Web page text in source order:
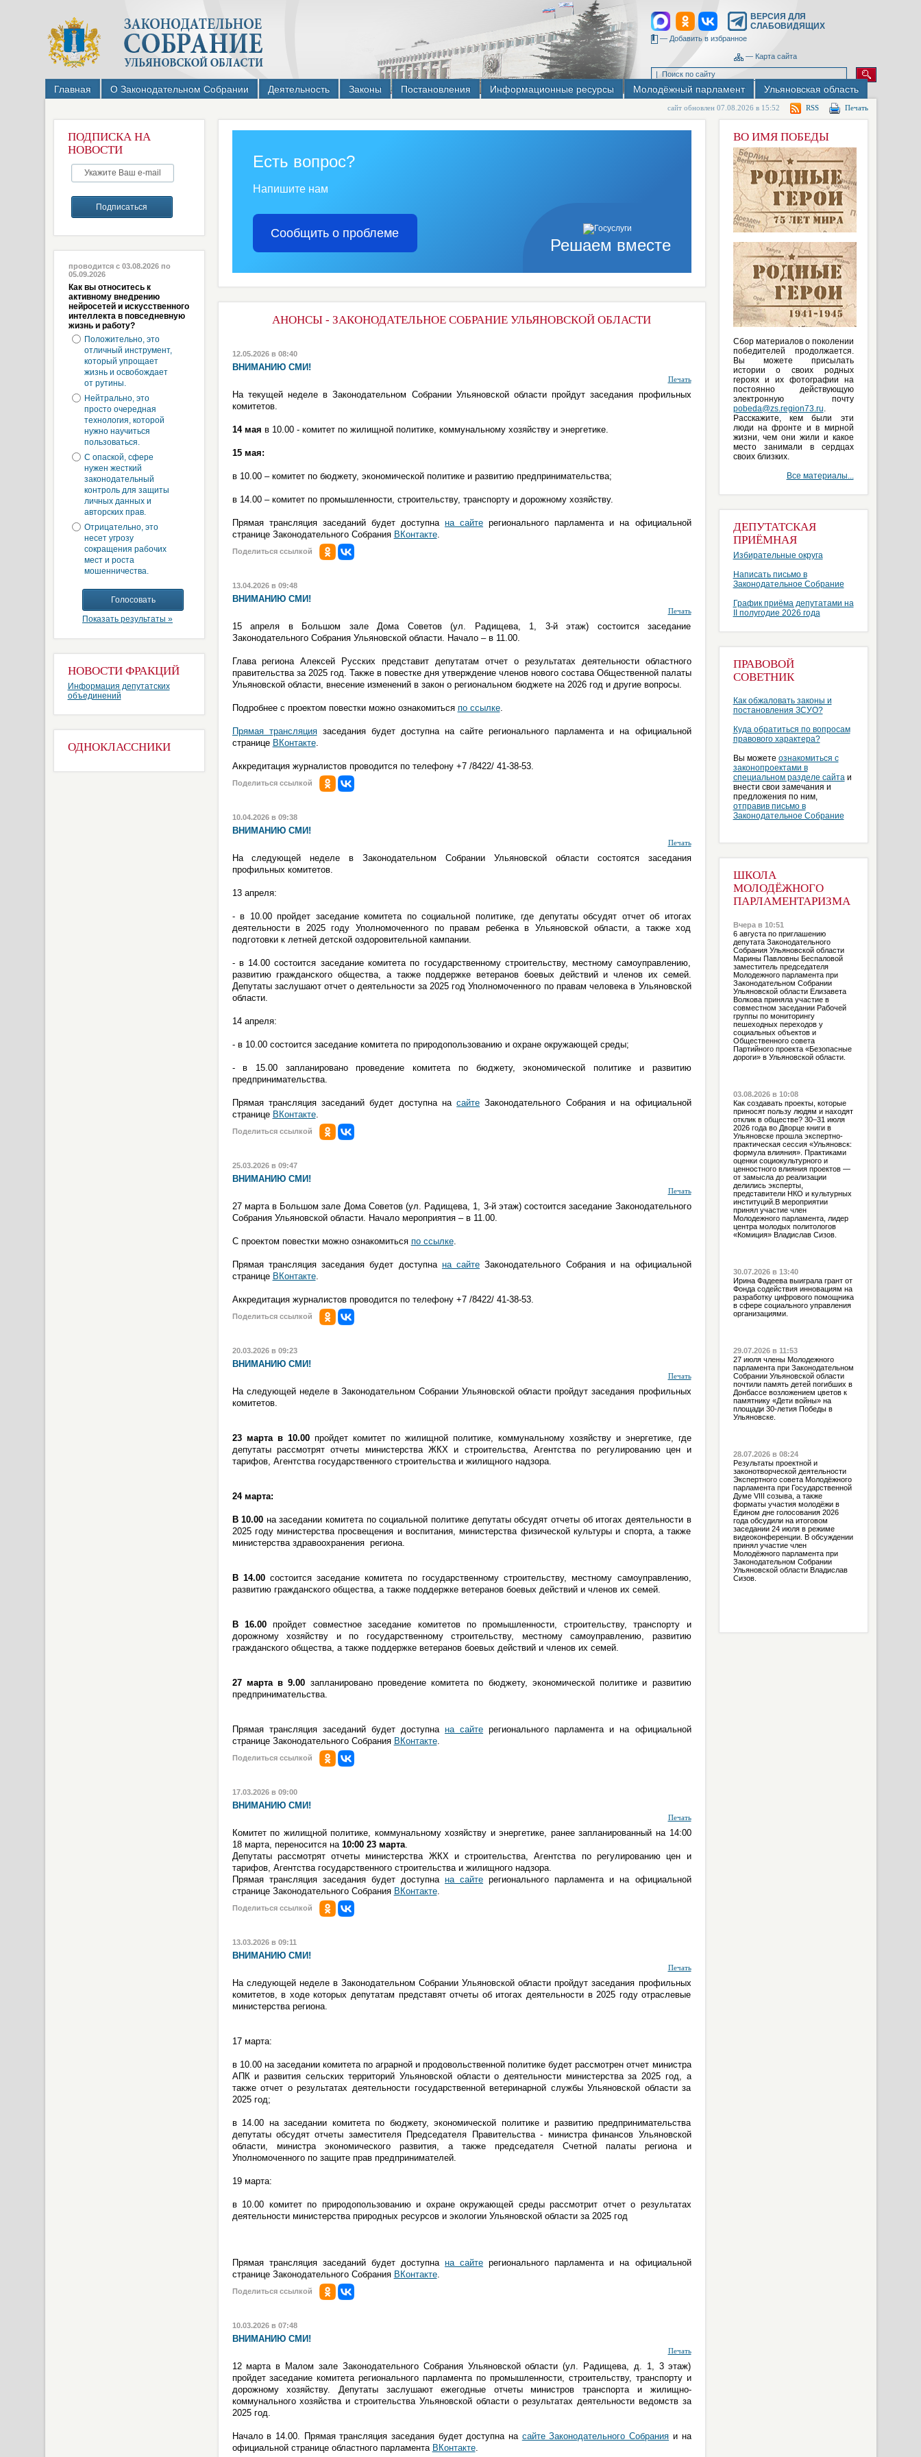
ВЕРСИЯ ДЛЯ
СЛАБОВИДЯЩИХ
— Добавить в избранное
— Карта сайта
Главная О Законодательном Собрании Деятельность Законы Постановления Информационные ресурсы Молодёжный парламент Ульяновская область
сайт обновлен 07.08.2026 в 15:52 RSS Печать
ПОДПИСКА НА
НОВОСТИ
проводится с 03.08.2026 по
05.09.2026
Как вы относитесь к
активному внедрению
нейросетей и искусственного
интеллекта в повседневную
жизнь и работу?
Положительно, это
отличный инструмент,
который упрощает
жизнь и освобождает
от рутины.
Нейтрально, это
просто очередная
технология, которой
нужно научиться
пользоваться.
С опаской, сфере
нужен жесткий
законодательный
контроль для защиты
личных данных и
авторских прав.
Отрицательно, это
несет угрозу
сокращения рабочих
мест и роста
мошенничества.
Показать результаты »
НОВОСТИ ФРАКЦИЙ
Информация депутатских
объединений
ОДНОКЛАССНИКИ
Решаем вместе
Есть вопрос?
Напишите нам
Сообщить о проблеме
АНОНСЫ - ЗАКОНОДАТЕЛЬНОЕ СОБРАНИЕ УЛЬЯНОВСКОЙ ОБЛАСТИ
12.05.2026 в 08:40
ВНИМАНИЮ СМИ!
Печать
На текущей неделе в Законодательном Собрании Ульяновской области пройдут заседания профильных
комитетов.
14 мая в 10.00 - комитет по жилищной политике, коммунальному хозяйству и энергетике.
15 мая:
в 10.00 – комитет по бюджету, экономической политике и развитию предпринимательства;
в 14.00 – комитет по промышленности, строительству, транспорту и дорожному хозяйству.
Прямая трансляция заседаний будет доступна на сайте регионального парламента и на официальной
странице Законодательного Собрания ВКонтакте.
Поделиться ссылкой
13.04.2026 в 09:48
ВНИМАНИЮ СМИ!
Печать
15 апреля в Большом зале Дома Советов (ул. Радищева, 1, 3-й этаж) состоится заседание
Законодательного Собрания Ульяновской области. Начало – в 11.00.
Глава региона Алексей Русских представит депутатам отчет о результатах деятельности областного
правительства за 2025 год. Также в повестке дня утверждение членов нового состава Общественной палаты
Ульяновской области, внесение изменений в закон о региональном бюджете на 2026 год и другие вопросы.
Подробнее с проектом повестки можно ознакомиться по ссылке.
Прямая трансляциязаседания будет доступна на сайте регионального парламента и на официальной
странице ВКонтакте.
Аккредитация журналистов проводится по телефону +7 /8422/ 41-38-53.
Поделиться ссылкой
10.04.2026 в 09:38
ВНИМАНИЮ СМИ!
Печать
На следующей неделе в Законодательном Собрании Ульяновской области состоятся заседания
профильных комитетов.
13 апреля:
- в 10.00 пройдет заседание комитета по социальной политике, где депутаты обсудят отчет об итогах
деятельности в 2025 году Уполномоченного по правам ребенка в Ульяновской области, а также ход
подготовки к летней детской оздоровительной кампании.
- в 14.00 состоится заседание комитета по государственному строительству, местному самоуправлению,
развитию гражданского общества, а также поддержке ветеранов боевых действий и членов их семей.
Депутаты заслушают отчет о деятельности за 2025 год Уполномоченного по правам человека в Ульяновской
области.
14 апреля:
- в 10.00 состоится заседание комитета по природопользованию и охране окружающей среды;
- в 15.00 запланировано проведение комитета по бюджету, экономической политике и развитию
предпринимательства.
Прямая трансляция заседаний будет доступна насайте Законодательного Собрания и на официальной
странице ВКонтакте.
Поделиться ссылкой
25.03.2026 в 09:47
ВНИМАНИЮ СМИ!
Печать
27 марта в Большом зале Дома Советов (ул. Радищева, 1, 3-й этаж) состоится заседание Законодательного
Собрания Ульяновской области. Начало мероприятия – в 11.00.
С проектом повестки можно ознакомиться по ссылке.
Прямая трансляция заседания будет доступна на сайте Законодательного Собрания и на официальной
странице ВКонтакте.
Аккредитация журналистов проводится по телефону +7 /8422/ 41-38-53.
Поделиться ссылкой
20.03.2026 в 09:23
ВНИМАНИЮ СМИ!
Печать
На следующей неделе в Законодательном Собрании Ульяновской области пройдут заседания профильных
комитетов.
23 марта в 10.00 пройдет комитет по жилищной политике, коммунальному хозяйству и энергетике, где
депутаты рассмотрят отчеты министерства ЖКХ и строительства, Агентства по регулированию цен и
тарифов, Агентства государственного строительства и жилищного надзора.
24 марта:
В 10.00 на заседании комитета по социальной политике депутаты обсудят отчеты об итогах деятельности в
2025 году министерства просвещения и воспитания, министерства физической культуры и спорта, а также
министерства здравоохранения региона.
В 14.00состоится заседание комитета по государственному строительству, местному самоуправлению,
развитию гражданского общества, а также поддержке ветеранов боевых действий и членов их семей.
В 16.00пройдет совместное заседание комитетов по промышленности, строительству, транспорту и
дорожному хозяйству и по государственному строительству, местному самоуправлению, развитию
гражданского общества, а также поддержке ветеранов боевых действий и членов их семей.
27 марта в 9.00 запланировано проведение комитета по бюджету, экономической политике и развитию
предпринимательства.
Прямая трансляция заседаний будет доступна на сайте регионального парламента и на официальной
странице Законодательного Собрания ВКонтакте.
Поделиться ссылкой
17.03.2026 в 09:00
ВНИМАНИЮ СМИ!
Печать
Комитет по жилищной политике, коммунальному хозяйству и энергетике, ранее запланированный на 14:00
18 марта, переносится на 10:00 23 марта.
Депутаты рассмотрят отчеты министерства ЖКХ и строительства, Агентства по регулированию цен и
тарифов, Агентства государственного строительства и жилищного надзора.
Прямая трансляция заседания будет доступна на сайте регионального парламента и на официальной
странице Законодательного Собрания ВКонтакте.
Поделиться ссылкой
13.03.2026 в 09:11
ВНИМАНИЮ СМИ!
Печать
На следующей неделе в Законодательном Собрании Ульяновской области пройдут заседания профильных
комитетов, в ходе которых депутатам представят отчеты об итогах деятельности в 2025 году отраслевые
министерства региона.
17 марта:
в 10.00 на заседании комитета по аграрной и продовольственной политике будет рассмотрен отчет министра
АПК и развития сельских территорий Ульяновской области о деятельности министерства за 2025 год, а
также отчет о результатах деятельности государственной ветеринарной службы Ульяновской области за
2025 год;
в 14.00 на заседании комитета по бюджету, экономической политике и развитию предпринимательства
депутаты обсудят отчеты заместителя Председателя Правительства - министра финансов Ульяновской
области, министра экономического развития, а также председателя Счетной палаты региона и
Уполномоченного по защите прав предпринимателей.
19 марта:
в 10.00 комитет по природопользованию и охране окружающей среды рассмотрит отчет о результатах
деятельности министерства природных ресурсов и экологии Ульяновской области за 2025 год
Прямая трансляция заседаний будет доступна на сайте регионального парламента и на официальной
странице Законодательного Собрания ВКонтакте.
Поделиться ссылкой
10.03.2026 в 07:48
ВНИМАНИЮ СМИ!
Печать
12 марта в Малом зале Законодательного Собрания Ульяновской области (ул. Радищева, д. 1, 3 этаж)
пройдет заседание комитета регионального парламента по промышленности, строительству, транспорту и
дорожному хозяйству. Депутаты заслушают ежегодные отчеты министров транспорта и жилищно-
коммунального хозяйства и строительства Ульяновской области о результатах деятельности ведомств за
2025 год.
Начало в 14.00. Прямая трансляция заседания будет доступна на сайте Законодательного Собрания и на
официальной странице областного парламента ВКонтакте.
ВО ИМЯ ПОБЕДЫ
Сбор материалов о поколении
победителей продолжается.
Вы можете присылать
истории о своих родных
героях и их фотографии на
постоянно действующую
электронную почту
pobeda@zs.region73.ru.
Расскажите, кем были эти
люди на фронте и в мирной
жизни, чем они жили и какое
место занимали в сердцах
своих близких.
Все материалы...
ДЕПУТАТСКАЯ
ПРИЁМНАЯ
Избирательные округа
Написать письмо в
Законодательное Собрание
График приёма депутатами на
II полугодие 2026 года
ПРАВОВОЙ
СОВЕТНИК
Как обжаловать законы и
постановления ЗСУО?
Куда обратиться по вопросам
правового характера?
Вы можете ознакомиться с
законопроектами в
специальном разделе сайтаи
внести свои замечания и
предложения по ним,
отправив письмо в
Законодательное Собрание
ШКОЛА
МОЛОДЁЖНОГО
ПАРЛАМЕНТАРИЗМА
Вчера в 10:51
6 августа по приглашению
депутата Законодательного
Собрания Ульяновской области
Марины Павловны Беспаловой
заместитель председателя
Молодежного парламента при
Законодательном Собрании
Ульяновской области Елизавета
Волкова приняла участие в
совместном заседании Рабочей
группы по мониторингу
пешеходных переходов у
социальных объектов и
Общественного совета
Партийного проекта «Безопасные
дороги» в Ульяновской области.
03.08.2026 в 10:08
Как создавать проекты, которые
приносят пользу людям и находят
отклик в обществе? 30–31 июля
2026 года во Дворце книги в
Ульяновске прошла экспертно-
практическая сессия «Ульяновск:
формула влияния». Практиками
оценки социокультурного и
ценностного влияния проектов —
от замысла до реализации
делились эксперты,
представители НКО и культурных
институций.В мероприятии
принял участие член
Молодежного парламента, лидер
центра молодых политологов
«Комиция» Владислав Сизов.
30.07.2026 в 13:40
Ирина Фадеева выиграла грант от
Фонда содействия инновациям на
разработку цифрового помощника
в сфере социального управления
организациями.
29.07.2026 в 11:53
27 июля члены Молодежного
парламента при Законодательном
Собрании Ульяновской области
почтили память детей погибших в
Донбассе возложением цветов к
памятнику «Дети войны» на
площади 30-летия Победы в
Ульяновске.
28.07.2026 в 08:24
Результаты проектной и
законотворческой деятельности
Экспертного совета Молодёжного
парламента при Государственной
Думе VIII созыва, а также
форматы участия молодёжи в
Едином дне голосования 2026
года обсудили на итоговом
заседании 24 июля в режиме
видеоконференции. В обсуждении
принял участие член
Молодёжного парламента при
Законодательном Собрании
Ульяновской области Владислав
Сизов.